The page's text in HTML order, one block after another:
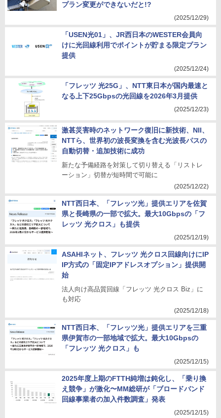
プラン変更ができないだと!?
(2025/12/29)
「USEN光01」、JR西日本のWESTER会員向
けに光回線利用でポイントが貯まる限定プラン
提供
(2025/12/24)
「フレッツ 光25G」、NTT東日本が国内最速と
なる上下25Gbpsの光回線を2026年3月提供
(2025/12/23)
激甚災害時のネットワーク復旧に新技術、NII、
NTTら、世界初の波長変換を含む光波長パスの
自動切替・追加技術に成功
新たな予備経路を対策して切り替える「リストレ
ーション」切替が短時間で可能に
(2025/12/22)
NTT西日本、「フレッツ光」提供エリアを佐賀
県と長崎県の一部で拡大。最大10Gbpsの「フ
レッツ 光クロス」も提供
(2025/12/19)
ASAHIネット、フレッツ 光クロス回線向けにIP
IP方式の「固定IPアドレスオプション」提供開
始
法人向け高品質回線「フレッツ 光クロス Biz」に
も対応
(2025/12/18)
NTT西日本、「フレッツ光」提供エリアを三重
県伊賀市の一部地域で拡大。最大10Gbpsの
「フレッツ 光クロス」も
(2025/12/15)
2025年度上期のFTTH純増は鈍化し、「乗り換
え競争」が激化〜MM総研が「ブロードバンド
回線事業者の加入件数調査」発表
(2025/12/15)